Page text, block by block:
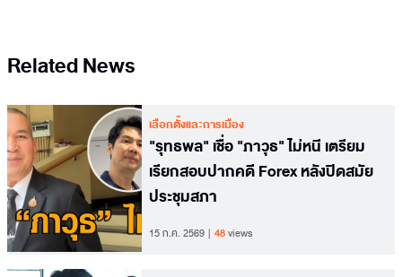
Related News
เลือกตั้งและการเมือง
"รุทธพล" เชื่อ "ภาวุธ" ไม่หนี เตรียม
เรียกสอบปากคดี Forex หลังปิดสมัย
ประชุมสภา
15 ก.ค. 2569 48views